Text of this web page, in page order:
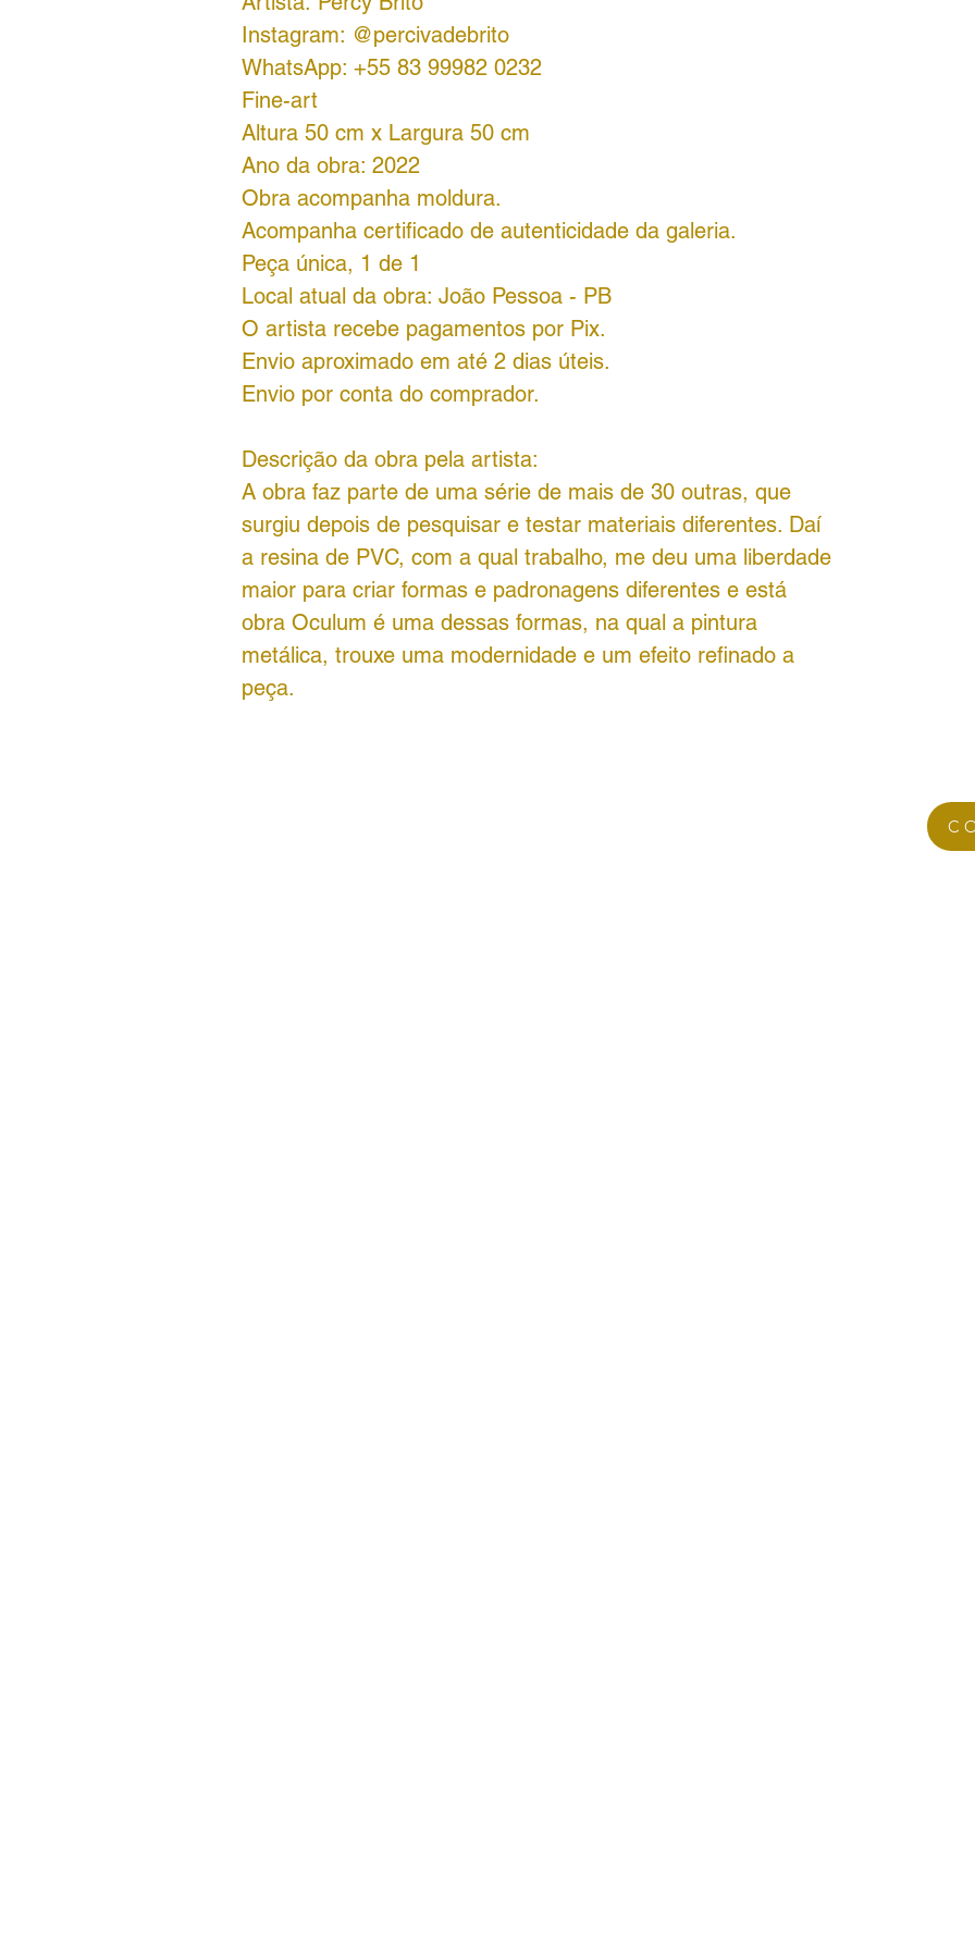
Instagram: @percivadebrito
WhatsApp: +55 83 99982 0232
Fine-art
Altura 50 cm x Largura 50 cm
Ano da obra: 2022
Obra acompanha moldura.
Acompanha certificado de autenticidade da galeria.
Peça única, 1 de 1
Local atual da obra: João Pessoa - PB
O artista recebe pagamentos por Pix.
Envio aproximado em até 2 dias úteis.
Envio por conta do comprador.
Descrição da obra pela artista:
A obra faz parte de uma série de mais de 30 outras, que
surgiu depois de pesquisar e testar materiais diferentes. Daí
a resina de PVC, com a qual trabalho, me deu uma liberdade
maior para criar formas e padronagens diferentes e está
obra Oculum é uma dessas formas, na qual a pintura
metálica, trouxe uma modernidade e um efeito refinado a
peça.